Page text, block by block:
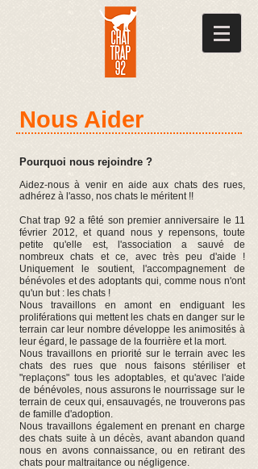
Nous Aider
Pourquoi nous rejoindre ?
Aidez-nous à venir en aide aux chats des rues,
adhérez à l'asso, nos chats le méritent !!
Chat trap 92 a fêté son premier anniversaire le 11
février 2012, et quand nous y repensons, toute
petite qu'elle est, l'association a sauvé de
nombreux chats et ce, avec très peu d'aide !
Uniquement le soutient, l'accompagnement de
bénévoles et des adoptants qui, comme nous n'ont
qu'un but : les chats !
Nous travaillons en amont en endiguant les
proliférations qui mettent les chats en danger sur le
terrain car leur nombre développe les animosités à
leur égard, le passage de la fourrière et la mort.
Nous travaillons en priorité sur le terrain avec les
chats des rues que nous faisons stériliser et
"replaçons" tous les adoptables, et qu'avec l'aide
de bénévoles, nous assurons le nourrissage sur le
terrain de ceux qui, ensauvagés, ne trouverons pas
de famille d'adoption.
Nous travaillons également en prenant en charge
des chats suite à un décès, avant abandon quand
nous en avons connaissance, ou en retirant des
chats pour maltraitance ou négligence.